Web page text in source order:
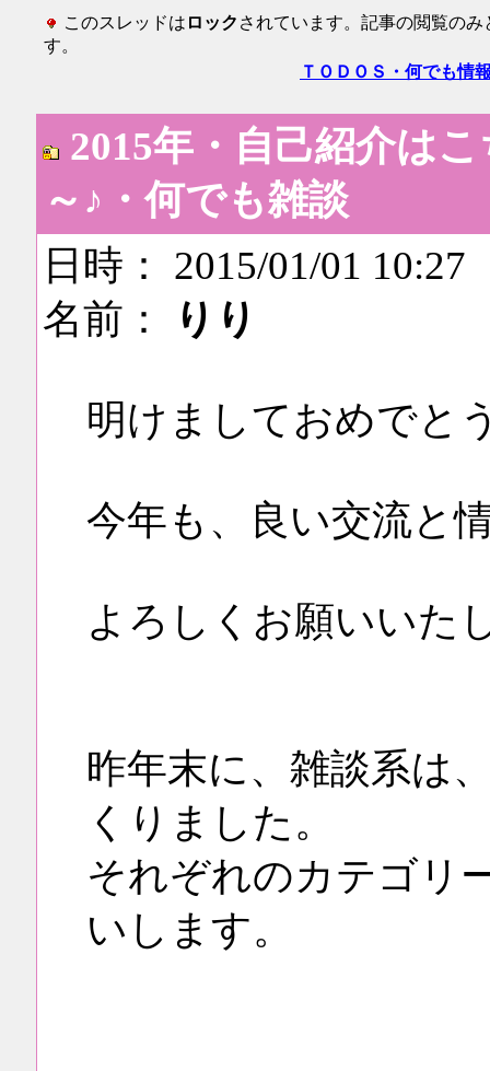
このスレッドは ロック されています。記事の閲覧のみ
す。
ＴＯＤＯＳ・何でも情
2015年・自己紹介は
～♪・何でも雑談
日時： 2015/01/01 10:27
名前：
りり
明けましておめでと
今年も、良い交流と
よろしくお願いいた
昨年末に、雑談系は
くりました。
それぞれのカテゴリ
いします。